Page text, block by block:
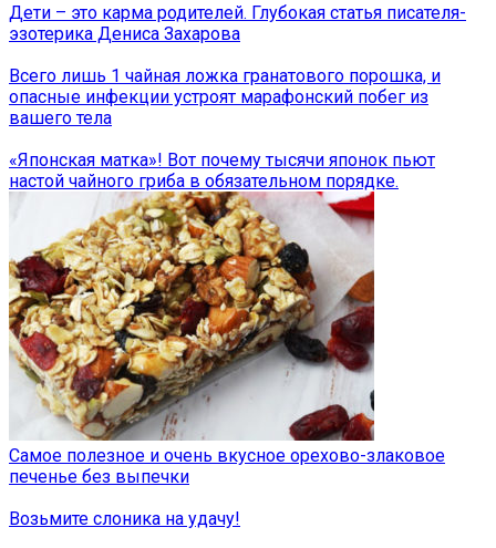
Дети – это карма родителей. Глубокая статья писателя-
эзотерика Дениса Захарова
Всего лишь 1 чайная ложка гранатового порошка, и
опасные инфекции устроят марафонский побег из
вашего тела
«Японская матка»! Вот почему тысячи японок пьют
настой чайного гриба в обязательном порядке.
Самое полезное и очень вкусное орехово-злаковое
печенье без выпечки
Возьмите слоника на удачу!